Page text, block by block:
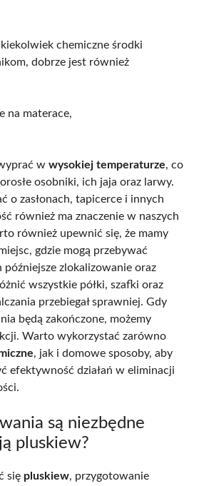
chemiczne środki
dobrze jest również
na materace,
w wysokiej temperaturze, co
osobniki, ich jaja oraz larwy.
o zasłonach, tapicerce i innych
również ma znaczenie w naszych
również upewnić się, że mamy
gdzie mogą przebywać
zlokalizowanie oraz
wszystkie półki, szafki oraz
przebiegał sprawniej. Gdy
będą zakończone, możemy
Warto wykorzystać zarówno
, jak i domowe sposoby, aby
efektywność działań w eliminacji
są niezbędne
pluskiew?
się pluskiew, przygotowanie